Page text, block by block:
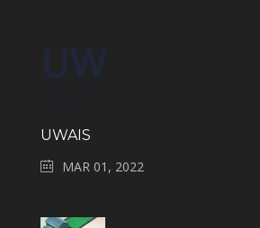
UWAIS
MAR 01, 2022